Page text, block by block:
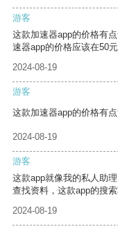
游客
这款加速器app的价格有
速器app的价格应该在50
2024-08-19
游客
这款加速器app的价格有
2024-08-19
游客
这款app就像我的私人助
查找资料，这款app的搜
2024-08-19